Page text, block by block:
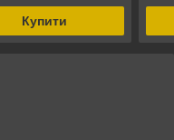
Купити